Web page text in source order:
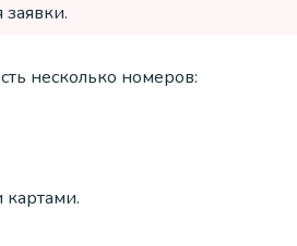
несколько номеров: